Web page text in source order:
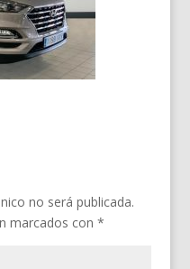
no será publicada.
marcados con *